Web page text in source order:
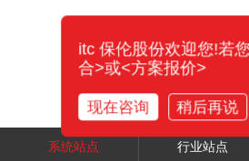
系统站点 行业站点
itc 保伦股份欢迎您!若
合>或<方案报价>
现在咨询 稍后再说